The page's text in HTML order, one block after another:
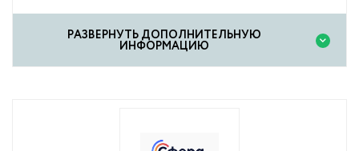
PАЗВЕРНУТЬ ДОПОЛНИТЕЛЬНУЮ
ИНФОРМАЦИЮ